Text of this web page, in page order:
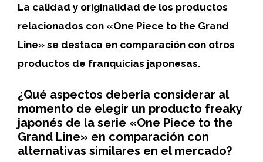
La calidad y originalidad de los productos
relacionados con «One Piece to the Grand
Line» se destaca en comparación con otros
productos de franquicias japonesas.
¿Qué aspectos debería considerar al
momento de elegir un producto freaky
japonés de la serie «One Piece to the
Grand Line» en comparación con
alternativas similares en el mercado?